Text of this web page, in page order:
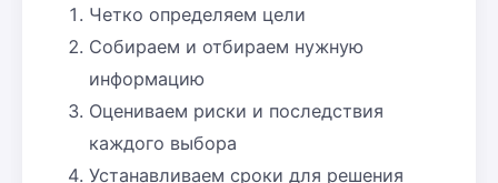
Четко определяем цели
Собираем и отбираем нужную
информацию
Оцениваем риски и последствия
каждого выбора
Устанавливаем сроки для решения